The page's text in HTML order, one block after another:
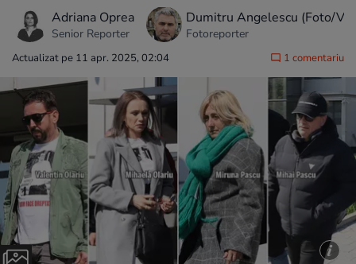
Adriana Oprea
Senior Reporter
Dumitru Angelescu (Foto/
Fotoreporter
Actualizat pe 11 apr. 2025, 02:04 1 comentariu